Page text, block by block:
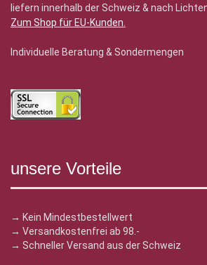
liefern innerhalb der Schweiz & nach
Zum Shop für EU-Kunden.
Individuelle Beratung & Sondermengen
unsere Vorteile
→ Kein Mindestbestellwert
→ Versandkostenfrei ab 98.-
→ Schneller Versand aus der Schweiz